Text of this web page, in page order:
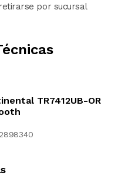
por sucursal
TR7412UB-OR